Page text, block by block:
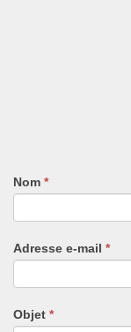
Nom *
Adresse e-mail *
Objet *
Si
vous
êtes
humain,
remplissez
ce